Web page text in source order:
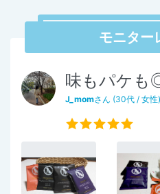
モニター
味もパケも
J_momさん (30代 / 女性)